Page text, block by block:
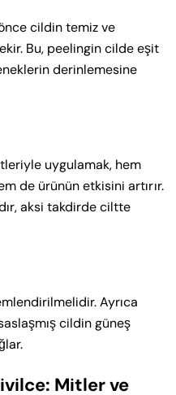
cildin temiz ve
Bu, peelingin cilde eşit
derinlemesine
uygulamak, hem
de ürünün etkisini artırır.
aksi takdirde ciltte
Ayrıca
cildin güneş
Mitler ve